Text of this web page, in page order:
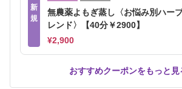
新
規
無農薬よもぎ蒸し〈お悩み別ハー
レンド〉【40分￥2900】
¥2,900
おすすめクーポンをもっと見